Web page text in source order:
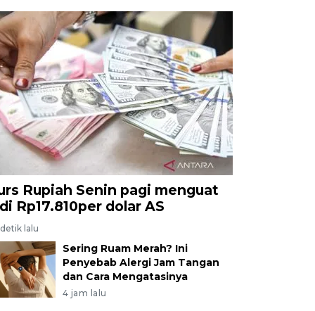
Rupiah Senin pagi menguat
Rp17.810per dolar AS
lalu
Sering Ruam Merah? Ini
Penyebab Alergi Jam Tangan
dan Cara Mengatasinya
4 jam lalu